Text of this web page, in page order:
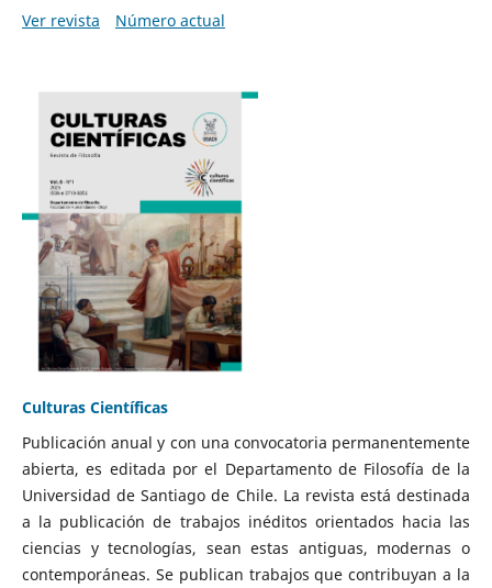
Ver revista
Número actual
Culturas Científicas
Publicación anual y con una convocatoria permanentemente
abierta, es editada por el Departamento de Filosofía de la
Universidad de Santiago de Chile. La revista está destinada
a la publicación de trabajos inéditos orientados hacia las
ciencias y tecnologías, sean estas antiguas, modernas o
contemporáneas. Se publican trabajos que contribuyan a la